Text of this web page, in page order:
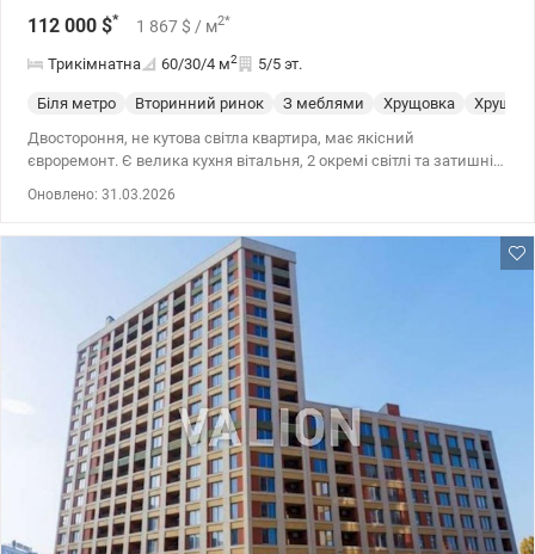
112 000 $* 1 867 $ / м2*
Трикімнатна 60/30/4 м2 5/5 эт.
Біля метро Вторинний ринок З меблями Хрущовка
Двостороння, не кутова світла квартира, має якісний
євроремонт. Є велика кухня вітальня, 2 окремі світлі та затишні
коридор та кухня кахель, є ділянки з теплим полом Санвузол
окремий! Стан квартири - дуже хороший, житловий. Встановлені
лічильники день - ніч, є бойлер, встановлена система
відеонагляду! 3! кондиціонера! Будинок цегляний, дуже теплий в
зимку. Система опалення централізоване, , комунікації
включають газ!Будинок чистий, охайний, сусіди чемні,
доброзичлеві. Квартира продаеться з меблями, готова до
заселення. Поряд вся потрібна інфраструктура, садочок, школа,
поліклініка, магазини, ринок 044 200 10 80 Valion.ua/1131142
Оновлено: 31.03.2026